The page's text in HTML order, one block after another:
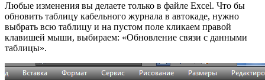
Любые изменения вы делаете только в файле Excel. Что бы
обновить таблицу кабельного журнала в автокаде, нужно
выбрать всю таблицу и на пустом поле кликаем правой
клавишей мыши, выбираем: «Обновление связи с данными
таблицы».